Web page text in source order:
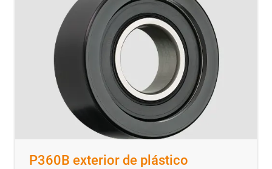
P360B exterior de plástico